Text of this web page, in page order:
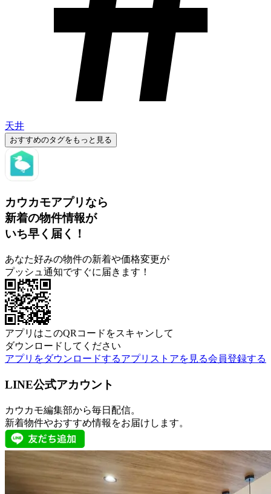
天井
おすすめのタグをもっと見る
カウカモアプリなら
新着の物件情報が
いち早く届く！
あなた好みの物件の新着や価格変更が
プッシュ通知ですぐに届きます！
アプリはこのQRコードをスキャンして
ダウンロードしてください
アプリをダウンロードするアプリストアを見る会員登録する
LINE公式アカウント
カウカモ編集部から毎日配信。
新着物件やおすすめ情報をお届けします。